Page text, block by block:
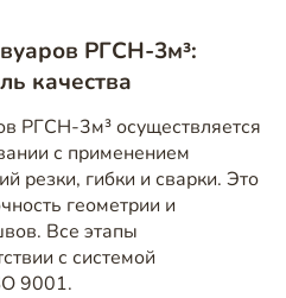
РГСН-3м³:
качества
РГСН-3м³ осуществляется
с применением
резки, гибки и сварки. Это
геометрии и
Все этапы
с системой
9001.